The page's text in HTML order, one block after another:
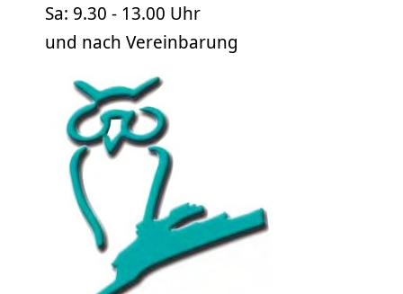
Sa: 9.30 - 13.00 Uhr
und nach Vereinbarung